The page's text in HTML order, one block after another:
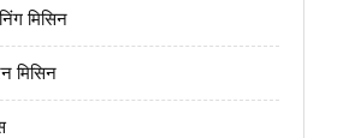
मिसिन
मिसिन